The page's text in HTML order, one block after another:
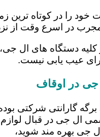
را در کوتاه
مجرب در اسرع وقت
کلیه دستگاه های ال
عیب یابی نیست.
در اوقاف
گارانتی شرکتی
ال جی در قبال
جی بهره مند شوید،